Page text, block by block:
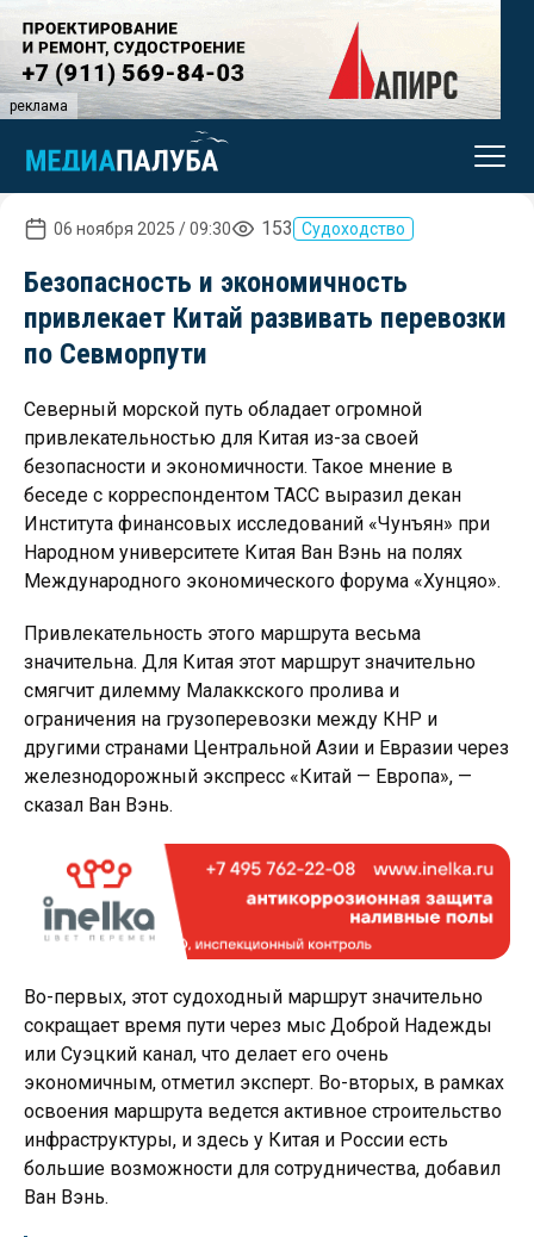
реклама
06 ноября 2025 / 09:30 153 Судоходство
Безопасность и экономичность
привлекает Китай развивать перевозки
по Севморпути
Северный морской путь обладает огромной
привлекательностью для Китая из-за своей
безопасности и экономичности. Такое мнение в
беседе с корреспондентом ТАСС выразил декан
Института финансовых исследований «Чунъян» при
Народном университете Китая Ван Вэнь на полях
Международного экономического форума «Хунцяо».
Привлекательность этого маршрута весьма
значительна. Для Китая этот маршрут значительно
смягчит дилемму Малаккского пролива и
ограничения на грузоперевозки между КНР и
другими странами Центральной Азии и Евразии через
железнодорожный экспресс «Китай — Европа», —
сказал Ван Вэнь.
Во-первых, этот судоходный маршрут значительно
сокращает время пути через мыс Доброй Надежды
или Суэцкий канал, что делает его очень
экономичным, отметил эксперт. Во-вторых, в рамках
освоения маршрута ведется активное строительство
инфраструктуры, и здесь у Китая и России есть
большие возможности для сотрудничества, добавил
Ван Вэнь.